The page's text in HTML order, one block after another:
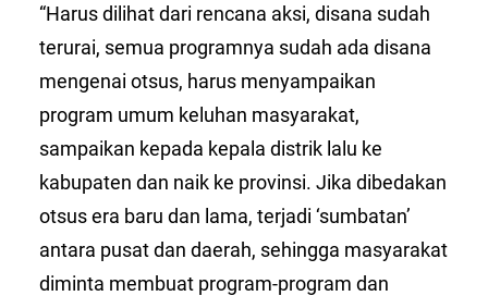
“Harus dilihat dari rencana aksi, disana sudah
terurai, semua programnya sudah ada disana
mengenai otsus, harus menyampaikan
program umum keluhan masyarakat,
sampaikan kepada kepala distrik lalu ke
kabupaten dan naik ke provinsi. Jika dibedakan
otsus era baru dan lama, terjadi ‘sumbatan’
antara pusat dan daerah, sehingga masyarakat
diminta membuat program-program dan